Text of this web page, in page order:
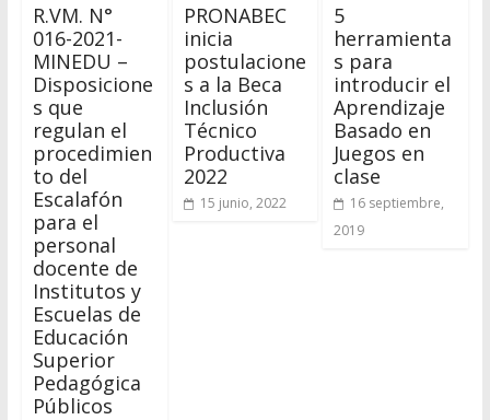
R.VM. N°
016-2021-
MINEDU –
Disposicione
s que
regulan el
procedimien
to del
Escalafón
para el
personal
docente de
Institutos y
Escuelas de
Educación
Superior
Pedagógica
Públicos
PRONABEC
inicia
postulacione
s a la Beca
Inclusión
Técnico
Productiva
2022
15 junio, 2022
5
herramienta
s para
introducir el
Aprendizaje
Basado en
Juegos en
clase
16 septiembre,
2019